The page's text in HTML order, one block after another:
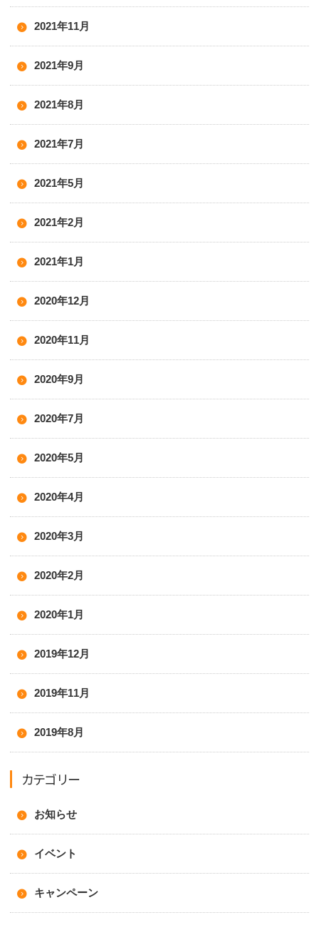
2021年11月
2021年9月
2021年8月
2021年7月
2021年5月
2021年2月
2021年1月
2020年12月
2020年11月
2020年9月
2020年7月
2020年5月
2020年4月
2020年3月
2020年2月
2020年1月
2019年12月
2019年11月
2019年8月
カテゴリー
お知らせ
イベント
キャンペーン